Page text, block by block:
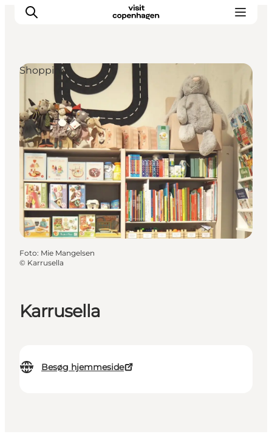
This is Copenhagen
Aktiviteter
Spis & drik
Områder
Planlæg din tur
CopenPay
Copenhagen Card
Karrusella
Besøg hjemmeside
Shopping
Foto: Mie Mangelsen
© Karrusella